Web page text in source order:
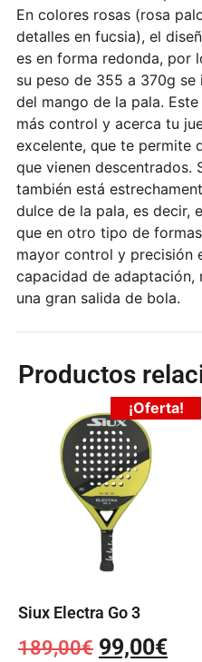
En colores rosas (rosa
detalles en fucsia), el
es en forma redonda, por
su peso de 355 a 370g se
del mango de la pala.
más control y acerca tu
excelente, que te permite
que vienen descentrados. Su formato redondo
también está
dulce de la pala, es decir,
que en otro tipo de
mayor control y precisión
capacidad de adaptación,
una gran salida de bola.
Productos
¡Oferta!
Siux Electra Go 3
189,00€ 99,00€